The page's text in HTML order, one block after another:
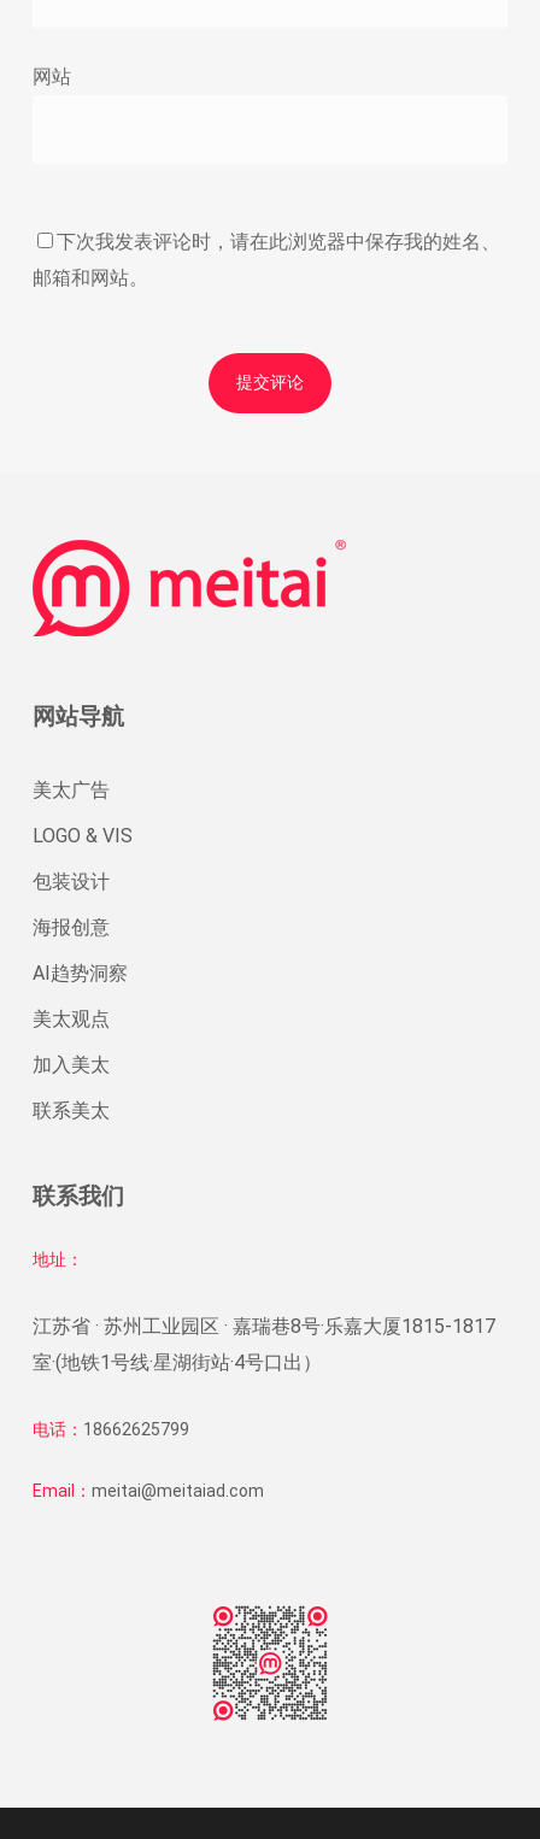
网站
下次我发表评论时，请在此浏览器中保存我的姓名、
邮箱和网站。
网站导航
美太广告
LOGO & VIS
包装设计
海报创意
AI趋势洞察
美太观点
加入美太
联系美太
联系我们
地址：
江苏省 · 苏州工业园区 · 嘉瑞巷8号·乐嘉大厦1815-1817
室·(地铁1号线·星湖街站·4号口出）
电话： 18662625799
Email： meitai@meitaiad.com